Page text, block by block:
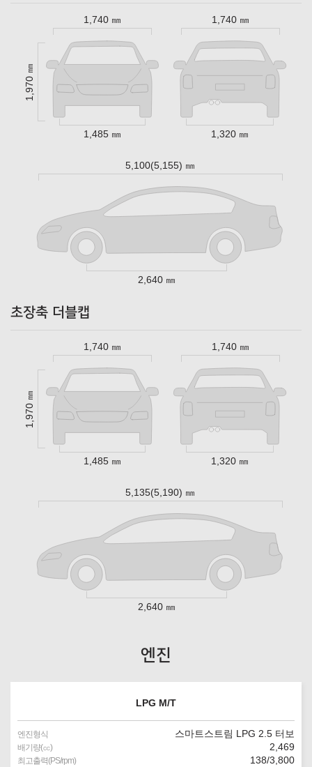
1,740 ㎜ 1,740 ㎜
1,970 ㎜
1,485 ㎜ 1,320 ㎜
5,100(5,155) ㎜
2,640 ㎜
초장축 더블캡
1,740 ㎜ 1,740 ㎜
1,970 ㎜
1,485 ㎜ 1,320 ㎜
5,135(5,190) ㎜
2,640 ㎜
엔진
LPG M/T
엔진형식 스마트스트림 LPG 2.5 터보
배기량(㏄) 2,469
최고출력(PS/rpm) 138/3,800